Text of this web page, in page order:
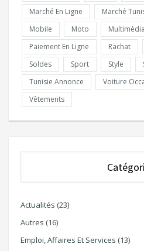
Marché En Ligne
Marché
Mobile
Moto Multimédia
Paiement En Ligne
Rachat
Soldes
Sport Style
Tunisie Annonce
Voiture
Vêtements
Actualités (23)
Autres (16)
Emploi, Affaires Et Services (13)